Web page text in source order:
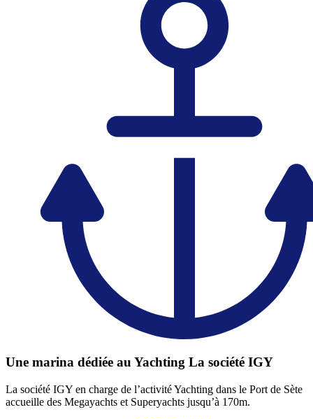
Une marina dédiée au Yachting La société IGY
La société IGY en charge de l’activité Yachting dans le Port de Sète
accueille des Megayachts et Superyachts jusqu’à 170m.